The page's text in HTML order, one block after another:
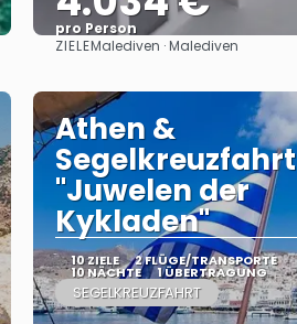
pro Person
Sehen
ZIELEMalediven · Malediven
Athen &
Segelkreuzfahrt
"Juwelen der
Kykladen"
10 ZIELE 2 FLÜGE/TRANSPORTE
10 NÄCHTE 1 ÜBERTRAGUNG
SEGELKREUZFAHRT